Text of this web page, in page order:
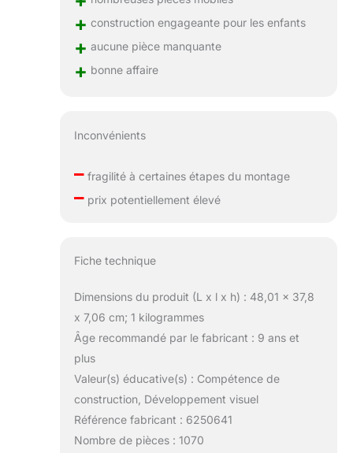
+ construction engageante pour les enfants
+ aucune pièce manquante
+ bonne affaire
Inconvénients
–fragilité à certaines étapes du montage
–prix potentiellement élevé
Fiche technique
Dimensions du produit (L x l x h) : 48,01 x 37,8
x 7,06 cm; 1 kilogrammes
Âge recommandé par le fabricant : 9 ans et
plus
Valeur(s) éducative(s) : Compétence de
construction, Développement visuel
Référence fabricant : 6250641
Nombre de pièces : 1070